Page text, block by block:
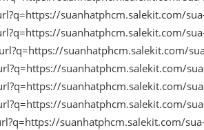
suanhatphcm.salekit.com/
suanhatphcm.salekit.com/
suanhatphcm.salekit.com/
suanhatphcm.salekit.com/
suanhatphcm.salekit.com/
suanhatphcm.salekit.com/
suanhatphcm.salekit.com/